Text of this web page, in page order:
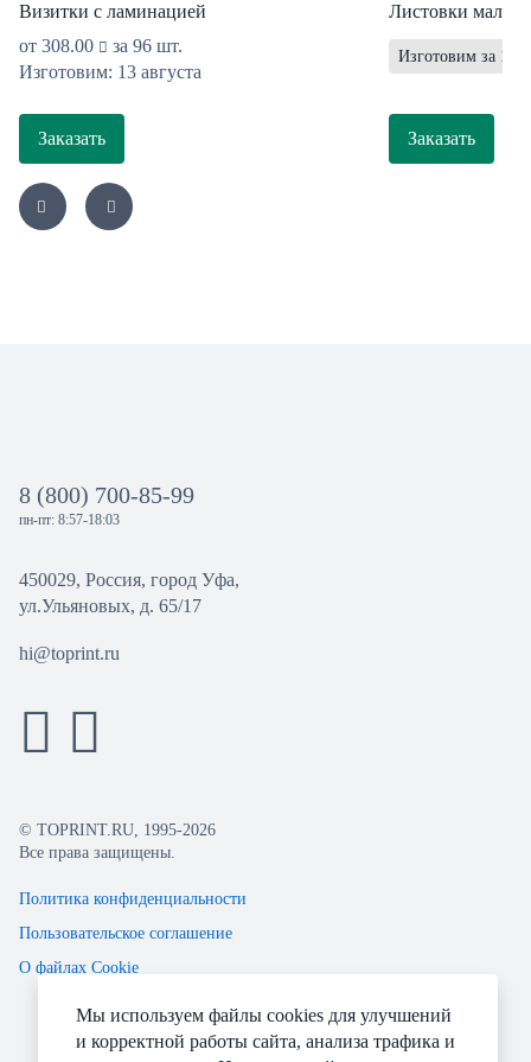
Визитки с ламинацией
от 308.00
за 96 шт.
Изготовим: 13 августа
Заказать
Листовки мал.
Изготовим за 1
Заказать
8 (800) 700-85-99
пн-пт: 8:57-18:03
450029, Россия, город Уфа,
ул.Ульяновых, д. 65/17
hi@toprint.ru
© TOPRINT.RU, 1995-2026
Все права защищены.
Политика конфиденциальности
Пользовательское соглашение
О файлах Cookie
Мы используем файлы cookies для улучшений
и корректной работы сайта, анализа трафика и